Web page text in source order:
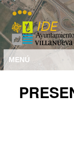
Menú principal
MENÚ